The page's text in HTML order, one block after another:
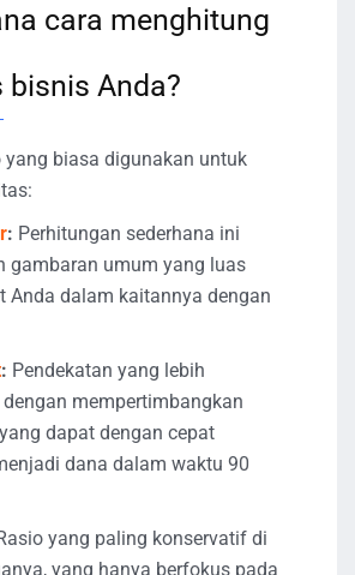
cara menghitung
bisnis Anda?
yang biasa digunakan untuk
: Perhitungan sederhana ini
gambaran umum yang luas
Anda dalam kaitannya dengan
: Pendekatan yang lebih
mempertimbangkan
dapat dengan cepat
dana dalam waktu 90
yang paling konservatif di
yang hanya berfokus pada